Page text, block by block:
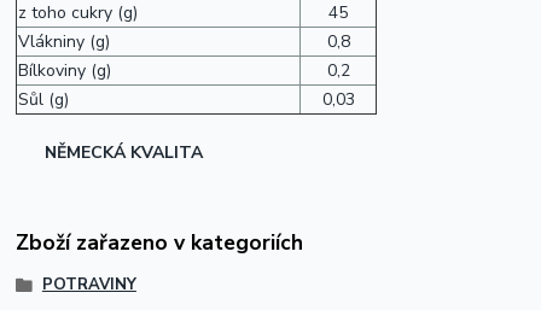
z toho cukry (g)
45
Vlákniny (g)
0,8
Bílkoviny (g)
0,2
Sůl (g)
0,03
NĚMECKÁ KVALITA
Zboží zařazeno v kategoriích
POTRAVINY